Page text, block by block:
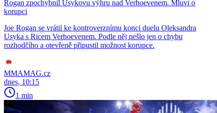
Rogan zpochybnil Usykovu výhru nad Verhoevenem. Mluví o
korupci
Joe Rogan se vrátil ke kontroverznímu konci duelu Oleksandra
Usyka s Ricem Verhoevenem. Podle něj nešlo jen o chybu
rozhodčího a otevřeně připustil možnost korupce.
MMAMAG.cz
dnes, 10:15
1 min